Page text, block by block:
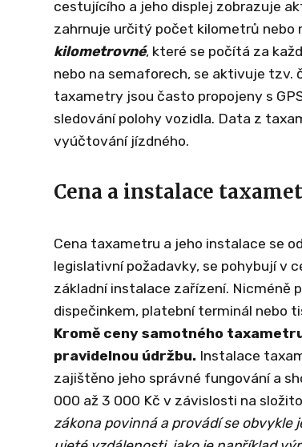
cestujícího a jeho displej zobrazuje
zahrnuje určitý počet kilometrů nebo
kilometrovné, které se počítá za
nebo na semaforech, se aktivuje tzv.
taxametry jsou často propojeny s
sledování polohy vozidla. Data z
vyúčtování jízdného.
Cena a instalace
Cena taxametru a jeho instalace se
legislativní požadavky, se pohybují v
základní instalace zařízení. Nicméně
dispečinkem, platební terminál nebo
Kromě ceny samotného
pravidelnou údržbu. Instalace
zajištěno jeho správné fungování a
000 až 3 000 Kč v závislosti na
zákona povinná a provádí se